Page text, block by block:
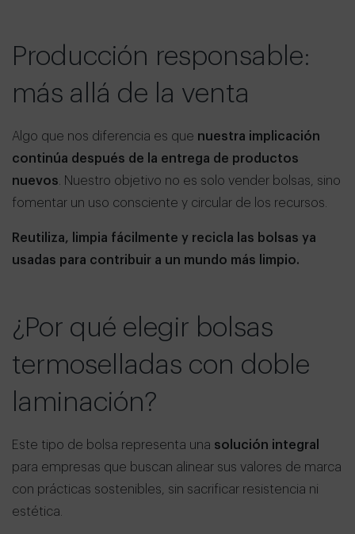
Producción responsable:
más allá de la venta
Algo que nos diferencia es que nuestra implicación
continúa después de la entrega de productos
nuevos . Nuestro objetivo no es solo vender bolsas, sino
fomentar un uso consciente y circular de los recursos.
Reutiliza, limpia fácilmente y recicla las bolsas ya
usadas para contribuir a un mundo más limpio.
¿Por qué elegir bolsas
termoselladas con doble
laminación?
Este tipo de bolsa representa una solución integral
para empresas que buscan alinear sus valores de marca
con prácticas sostenibles, sin sacrificar resistencia ni
estética.